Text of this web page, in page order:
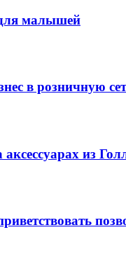
для малышей
в розничную
из